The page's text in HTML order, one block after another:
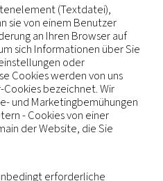
Ihr Gerät und werden
damit die Website so
erwarten. Die
nicht direkt,
Web-Erlebnis bieten.
können Sie
Arten von Cookies nicht
wenn sie von einem